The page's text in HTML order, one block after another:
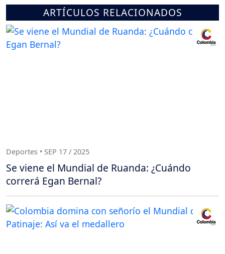
ARTÍCULOS RELACIONADOS
Deportes • SEP 17 / 2025
Se viene el Mundial de Ruanda: ¿Cuándo
correrá Egan Bernal?